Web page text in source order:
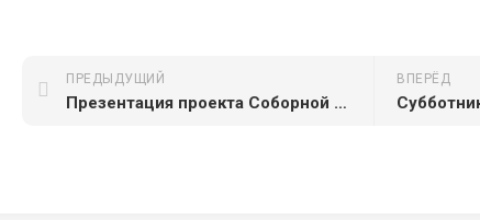
ВПЕРЁД
ПРЕДЫДУЩИЙ
Презентация проекта Соборной мечети Пензы